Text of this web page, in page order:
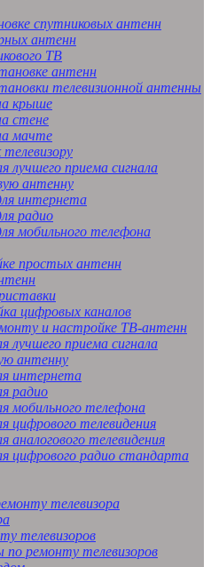
спутниковых антенн
антенн
ТВ
антенн
телевизионной антенны
крыше
стене
мачте
лучшего приема сигнала
антенну
интернета
радио
мобильного телефона
простых антенн
цифровых каналов
и настройке ТВ-антенн
лучшего приема сигнала
антенну
интернета
радио
мобильного телефона
цифрового телевидения
телевидения
цифрового радио стандарта
телевизора
телевизоров
ремонту телевизоров